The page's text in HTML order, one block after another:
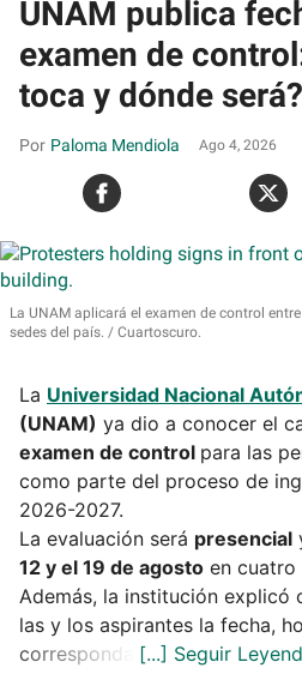
UNAM publica
examen de
toca y dónde será?
Paloma Mendiola Ago 4, 2026
La UNAM aplicará el examen de control
sedes del país.
Cuartoscuro.
La Universidad Nacional
(UNAM) ya dio a conocer el
examen de control para las
como parte del proceso de
2026-2027.
La evaluación será presencial
12 y el 19 de agosto en cuatro
Además, la institución explicó
las y los aspirantes la fecha,
corresponda.